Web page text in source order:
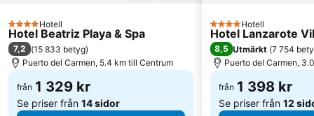
4 Stjärnor
Hotell
Hotel Beatriz Playa & Spa
7,2 (15 833 betyg)
Puerto del Carmen, 5.4 km till Centrum
från 1 329 kr
Se priser från 14 sidor
4 Stjärnor
Hotell
Hotel Lanzarote
8,5 Utmärkt (7 754
Puerto del Carmen,
från 1 398 kr
Se priser från 12